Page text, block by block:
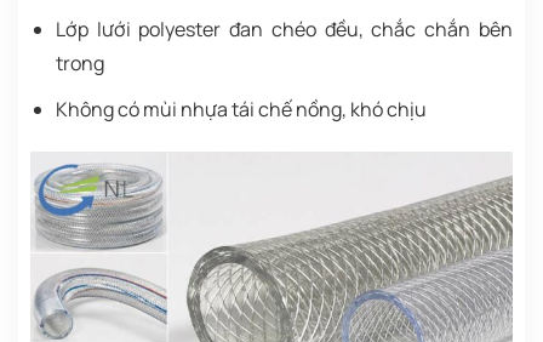
Lớp lưới polyester đan chéo đều, chắc chắn bên
trong
Không có mùi nhựa tái chế nồng, khó chịu